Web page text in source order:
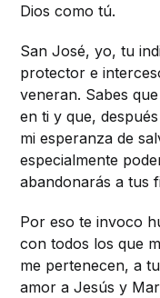
Dios como tú.
San José, yo, tu
protector e
veneran. Sabes
en ti y que,
mi esperanza de
especialmente
abandonarás a tus
Por eso te invoco
con todos los que
me pertenecen, a
amor a Jesús y